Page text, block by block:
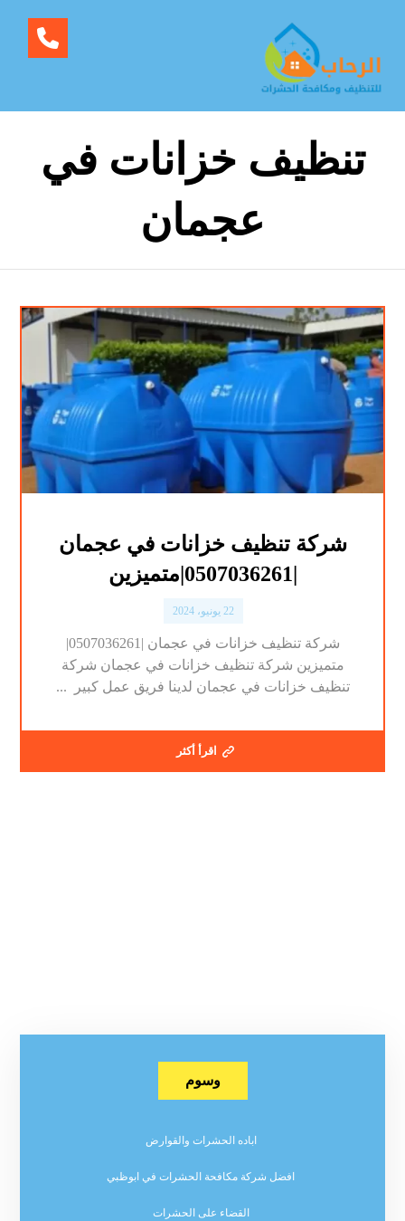
تنظيف خزانات في
عجمان
شركة تنظيف خزانات في عجمان
|0507036261|متميزين
22 يونيو، 2024
شركة تنظيف خزانات في عجمان |0507036261|
متميزين شركة تنظيف خزانات في عجمان شركة
تنظيف خزانات في عجمان لدينا فريق عمل كبير ...
اقرأ أكثر
وسوم
اباده الحشرات والقوارض
افضل شركة مكافحة الحشرات في ابوظبي
القضاء على الحشرات